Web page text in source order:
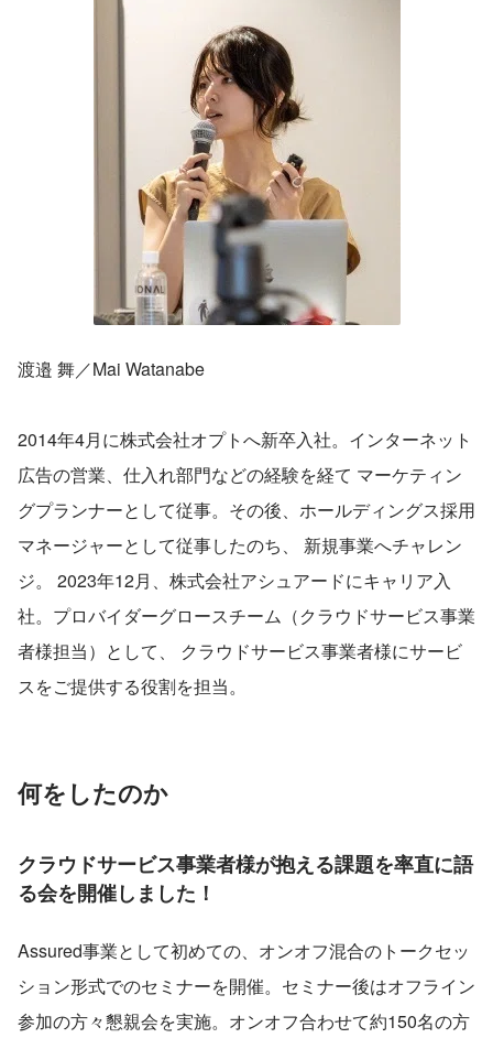
渡邉 舞／Mai Watanabe
2014年4月に株式会社オプトへ新卒入社。インターネット
広告の営業、仕入れ部門などの経験を経て マーケティン
グプランナーとして従事。その後、ホールディングス採用
マネージャーとして従事したのち、 新規事業へチャレン
ジ。 2023年12月、株式会社アシュアードにキャリア入
社。プロバイダーグロースチーム（クラウドサービス事業
者様担当）として、 クラウドサービス事業者様にサービ
スをご提供する役割を担当。
何をしたのか
クラウドサービス事業者様が抱える課題を率直に語
る会を開催しました！
Assured事業として初めての、オンオフ混合のトークセッ
ション形式でのセミナーを開催。セミナー後はオフライン
参加の方々懇親会を実施。オンオフ合わせて約150名の方